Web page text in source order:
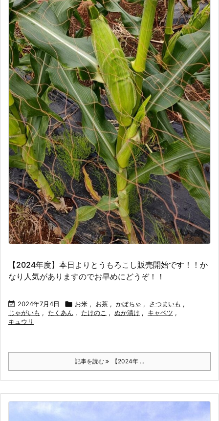
【2024年度】本日よりとうもろこし販売開始です！！か
なり人気がありますのでお早めにどうぞ！！
 2024年7月4日  お米 , お茶 , かぼちゃ , さつまいも ,
じゃがいも , たくあん , たけのこ , ぬか漬け , キャベツ ,
キュウリ
記事を読む 【2024年 ...